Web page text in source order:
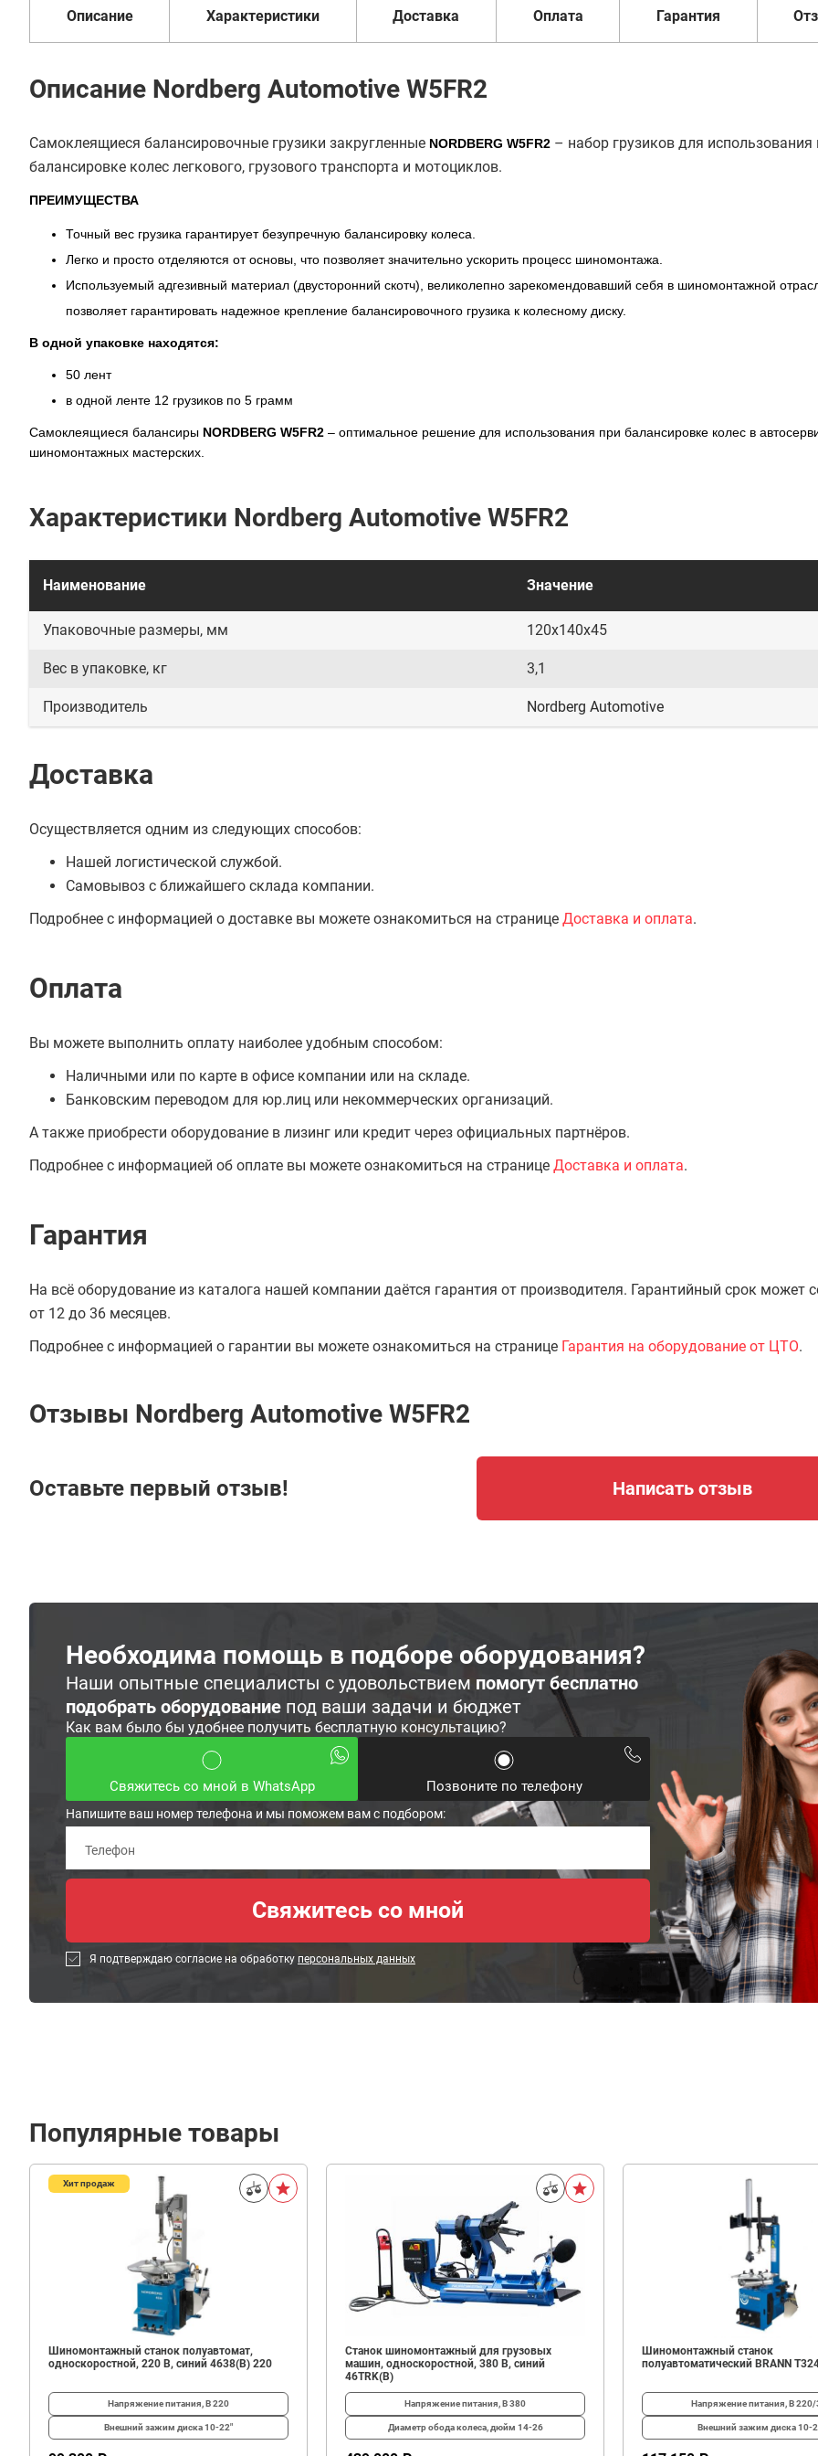
Описание Характеристики Доставка Оплата Гарантия
Описание Nordberg Automotive W5FR2
Самоклеящиеся балансировочные грузики закругленные NORDBERG W5FR2 – набор грузиков для использования
балансировке колес легкового, грузового транспорта и мотоциклов.
ПРЕИМУЩЕСТВА
Точный вес грузика гарантирует безупречную балансировку колеса.
Легко и просто отделяются от основы, что позволяет значительно ускорить процесс шиномонтажа.
Используемый адгезивный материал (двусторонний скотч), великолепно зарекомендовавший себя в шиномонтажной
позволяет гарантировать надежное крепление балансировочного грузика к колесному диску.
В одной упаковке находятся:
50 лент
в одной ленте 12 грузиков по 5 грамм
Самоклеящиеся балансиры NORDBERG W5FR2 – оптимальное решение для использования при балансировке колес в
шиномонтажных мастерских.
Характеристики Nordberg Automotive W5FR2
Наименование Значение
Упаковочные размеры, мм 120x140x45
Вес в упаковке, кг 3,1
Производитель Nordberg Automotive
Доставка
Осуществляется одним из следующих способов:
Нашей логистической службой.
Самовывоз с ближайшего склада компании.
Подробнее с информацией о доставке вы можете ознакомиться на странице Доставка и оплата.
Оплата
Вы можете выполнить оплату наиболее удобным способом:
Наличными или по карте в офисе компании или на складе.
Банковским переводом для юр.лиц или некоммерческих организаций.
А также приобрести оборудование в лизинг или кредит через официальных партнёров.
Подробнее с информацией об оплате вы можете ознакомиться на странице Доставка и оплата.
Гарантия
На всё оборудование из каталога нашей компании даётся гарантия от производителя. Гарантийный срок может
от 12 до 36 месяцев.
Подробнее с информацией о гарантии вы можете ознакомиться на странице Гарантия на оборудование от ЦТО.
Отзывы Nordberg Automotive W5FR2
Оставьте первый отзыв! Написать отзыв
Необходима помощь в подборе оборудования?
Наши опытные специалисты с удовольствием помогут бесплатно
подобрать оборудование под ваши задачи и бюджет
Как вам было бы удобнее получить бесплатную консультацию?
Свяжитесь со мной в WhatsApp Позвоните по телефону
Напишите ваш номер телефона и мы поможем вам с подбором:
Я подтверждаю согласие на обработку персональных данных
Популярные товары
Хит продаж
Шиномонтажный станок полуавтомат,
односкоростной, 220 В, синий 4638(B) 220
Напряжение питания, В220
Внешний зажим диска10-22"
Станок шиномонтажный для грузовых
машин, односкоростной, 380 В, синий
46TRK(B)
Напряжение питания, В380
Диаметр обода колеса, дюйм 14-26
Шиномонтажный станок
полуавтоматический BRANN
Напряжение питания, В220/
Внешний зажим диска10-